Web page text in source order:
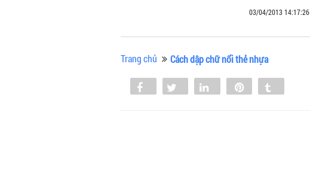
03/04/2013 14:17:26
Trang chủ Cách dập chữ nổi thẻ nhựa
Share Tweet Share